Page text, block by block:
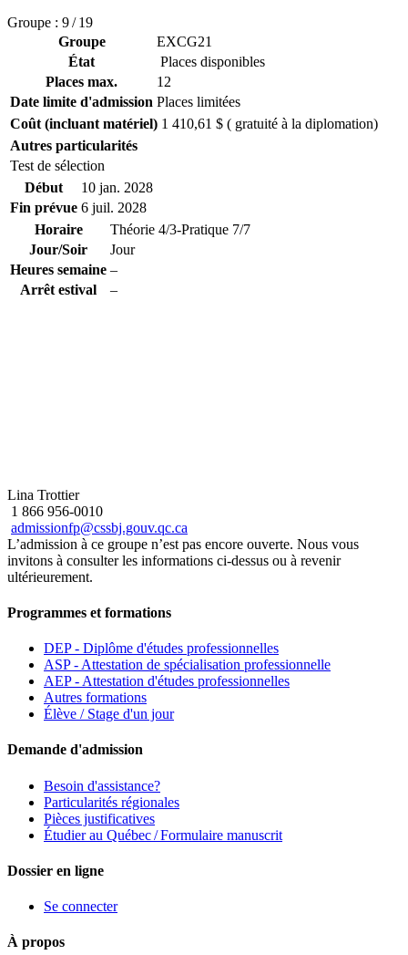
Groupe : 9 / 19
Groupe
EXCG21
État
Places disponibles
Places max.
12
Date limite d'admission Places limitées
Coût (incluant matériel) 1 410,61 $ ( gratuité à la diplomation)
Autres particularités
Test de sélection
Début
10 jan. 2028
Fin prévue 6 juil. 2028
Horaire
Théorie 4/3-Pratique 7/7
Jour/Soir
Jour
Heures semaine –
Arrêt estival
–
Lina Trottier
1 866 956-0010
admissionfp@cssbj.gouv.qc.ca
L’admission à ce groupe n’est pas encore ouverte. Nous vous
invitons à consulter les informations ci-dessus ou à revenir
ultérieurement.
Programmes et formations
DEP - Diplôme d'études professionnelles
ASP - Attestation de spécialisation professionnelle
AEP - Attestation d'études professionnelles
Autres formations
Élève / Stage d'un jour
Demande d'admission
Besoin d'assistance?
Particularités régionales
Pièces justificatives
Étudier au Québec / Formulaire manuscrit
Dossier en ligne
Se connecter
À propos